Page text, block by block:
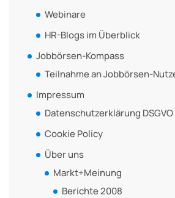
Webinare
HR-Blogs im Überblick
Jobbörsen-Kompass
Teilnahme an Jobbörsen-
Impressum
Datenschutzerklärung DSGVO
Cookie Policy
Über uns
Markt+Meinung
Berichte 2008